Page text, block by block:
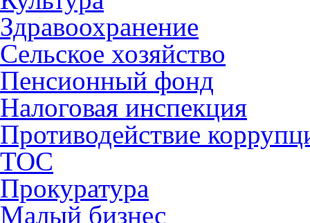
Здравоохранение
Сельское хозяйство
Пенсионный фонд
Налоговая инспекция
Противодействие
ТОС
Прокуратура
Малый бизнес